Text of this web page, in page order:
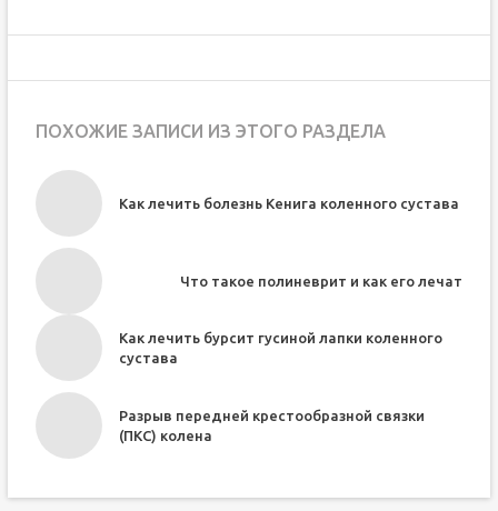
ПОХОЖИЕ ЗАПИСИ ИЗ ЭТОГО РАЗДЕЛА
Как лечить болезнь Кенига коленного сустава
Что такое полиневрит и как его лечат
Как лечить бурсит гусиной лапки коленного
сустава
Разрыв передней крестообразной связки
(ПКС) колена